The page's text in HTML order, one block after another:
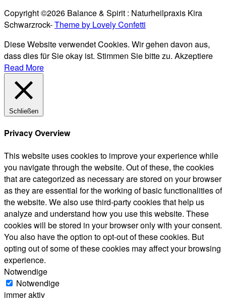
Copyright ©2026 Balance & Spirit : Naturheilpraxis Kira
Schwarzrock-Theme by Lovely Confetti
Diese Website verwendet Cookies. Wir gehen davon aus,
dass dies für Sie okay ist. Stimmen Sie bitte zu. Akzeptiere
Read More
Schließen
Privacy Overview
This website uses cookies to improve your experience while
you navigate through the website. Out of these, the cookies
that are categorized as necessary are stored on your browser
as they are essential for the working of basic functionalities of
the website. We also use third-party cookies that help us
analyze and understand how you use this website. These
cookies will be stored in your browser only with your consent.
You also have the option to opt-out of these cookies. But
opting out of some of these cookies may affect your browsing
experience.
Notwendige
Notwendige
immer aktiv